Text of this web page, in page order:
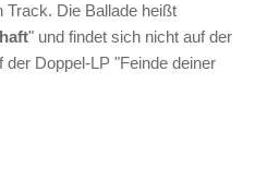
Track. Die Ballade heißt
" und findet sich nicht auf der
Doppel-LP "Feinde deiner